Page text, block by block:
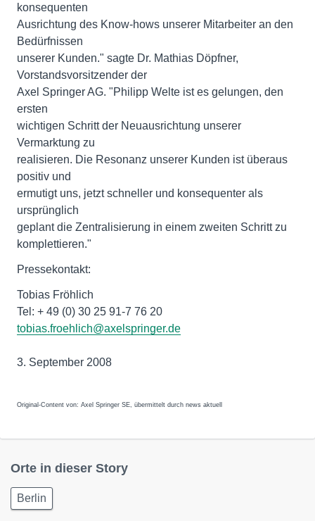
konsequenten
Ausrichtung des Know-hows unserer Mitarbeiter an den
Bedürfnissen
unserer Kunden." sagte Dr. Mathias Döpfner,
Vorstandsvorsitzender der
Axel Springer AG. "Philipp Welte ist es gelungen, den
ersten
wichtigen Schritt der Neuausrichtung unserer
Vermarktung zu
realisieren. Die Resonanz unserer Kunden ist überaus
positiv und
ermutigt uns, jetzt schneller und konsequenter als
ursprünglich
geplant die Zentralisierung in einem zweiten Schritt zu
komplettieren."
Pressekontakt:
Tobias Fröhlich
Tel: + 49 (0) 30 25 91-7 76 20
tobias.froehlich@axelspringer.de
3. September 2008
Original-Content von: Axel Springer SE, übermittelt durch news aktuell
Orte in dieser Story
Berlin